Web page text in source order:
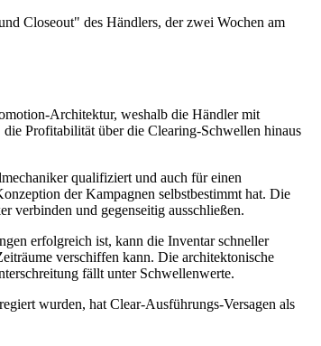
Closeout" des Händlers, der zwei Wochen am
Architektur, weshalb die Händler mit
Profitabilität über die Clearing-Schwellen hinaus
qualifiziert und auch für einen
der Kampagnen selbstbestimmt hat. Die
verbinden und gegenseitig ausschließen.
erfolgreich ist, kann die Inventar schneller
verschiffen kann. Die architektonische
fällt unter Schwellenwerte.
wurden, hat Clear-Ausführungs-Versagen als